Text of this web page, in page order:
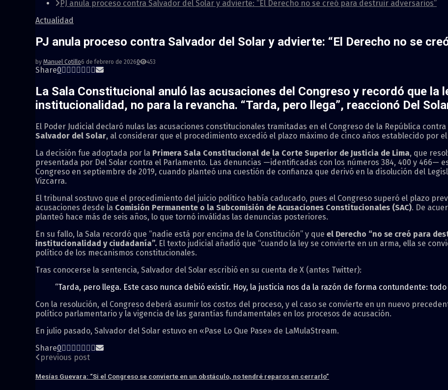
PJ anula proceso contra Salvador del Solar y advierte: “El Derecho no se creó para destruir adversarios”
Actualidad
PJ anula proceso contra Salvador del Solar y advierte: “El Derecho no se
by Manuel Cotillo6 de febrero de 20260 453
Share0
La Sala Constitucional anuló las acusaciones del Congreso y recordó que la
institucionalidad, no para la revancha. “Tarda, pero llega”, reaccionó Del
El Poder Judicial declaró nulas las acusaciones constitucionales tramitadas en el Congreso de la República contra
Salvador del Solar, al considerar que el procedimiento excedió el plazo máximo de cinco años establecido por
La decisión fue adoptada por la Primera Sala Constitucional de la Corte Superior de Justicia de Lima, que
presentada por Del Solar contra el Parlamento. Las denuncias —identificadas con los números 384, 400 y 466—
Congreso en septiembre de 2019, cuando planteó una cuestión de confianza que derivó en la disolución del
Vizcarra.
El tribunal sostuvo que el procedimiento del juicio político había caducado, pues el Congreso superó el plazo
acusaciones desde la Comisión Permanente o la Subcomisión de Acusaciones Constitucionales (SAC). De
planteó hace más de seis años, lo que tornó inválidas las denuncias posteriores.
En su fallo, la Sala recordó que “nadie está por encima de la Constitución” y que el Derecho “no se creó para
institucionalidad y ciudadanía”. El texto judicial añadió que “cuando la ley se convierte en un arma, ella se
político de los mecanismos constitucionales.
Tras conocerse la sentencia, Salvador del Solar escribió en su cuenta de X (antes Twitter):
“Tarda, pero llega. Este caso nunca debió existir. Hoy, la justicia nos da la razón de forma contundente: todo
Con la resolución, el Congreso deberá asumir los costos del proceso, y el caso se convierte en un nuevo
político parlamentario y la vigencia de las garantías fundamentales en los procesos de acusación.
En julio pasado, Salvador del Solar estuvo en «Pase Lo Que Pase» de LaMulaStream.
Share0
previous post
Mesías Guevara: “Si el Congreso se convierte en un obstáculo, no tendré reparos en cerrarlo”